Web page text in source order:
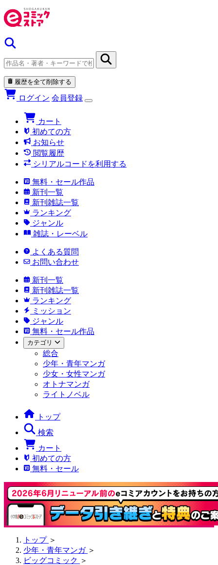
履歴を全て削除する
ログイン 会員登録
カート
初めての方
お知らせ
閲覧履歴
シリアルコードを利用する
無料・セール作品
新刊一覧
新刊雑誌一覧
ランキング
ジャンル
雑誌・レーベル
よくある質問
お問い合わせ
新刊一覧
新刊雑誌一覧
ランキング
ミッション
ジャンル
無料・セール作品
カテゴリ
総合
少年・青年マンガ
少女・女性マンガ
オトナマンガ
ライトノベル
トップ
検索
カート
初めての方
無料・セール
トップ ＞
少年・青年マンガ ＞
ビッグコミック ＞